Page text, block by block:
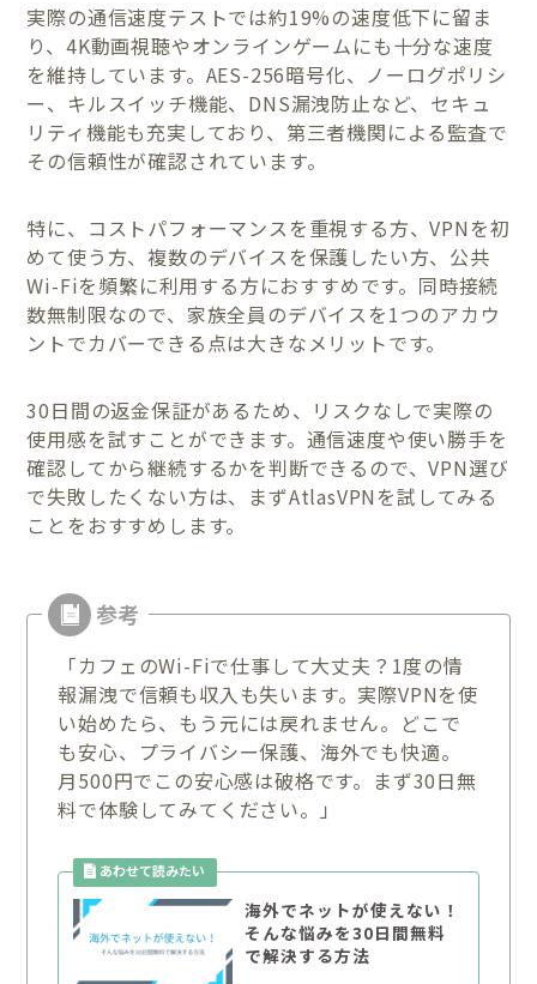
実際の通信速度テストでは約19%の速度低下に留ま
り、4K動画視聴やオンラインゲームにも十分な速度
を維持しています。AES-256暗号化、ノーログポリシ
ー、キルスイッチ機能、DNS漏洩防止など、セキュ
リティ機能も充実しており、第三者機関による監査で
その信頼性が確認されています。
特に、コストパフォーマンスを重視する方、VPNを初
めて使う方、複数のデバイスを保護したい方、公共
Wi-Fiを頻繁に利用する方におすすめです。同時接続
数無制限なので、家族全員のデバイスを1つのアカウ
ントでカバーできる点は大きなメリットです。
30日間の返金保証があるため、リスクなしで実際の
使用感を試すことができます。通信速度や使い勝手を
確認してから継続するかを判断できるので、VPN選び
で失敗したくない方は、まずAtlasVPNを試してみる
ことをおすすめします。
「カフェのWi-Fiで仕事して大丈夫？1度の情
報漏洩で信頼も収入も失います。実際VPNを使
い始めたら、もう元には戻れません。どこで
も安心、プライバシー保護、海外でも快適。
月500円でこの安心感は破格です。まず30日無
料で体験してみてください。」
海外でネットが使えない！
そんな悩みを30日間無料
で解決する方法